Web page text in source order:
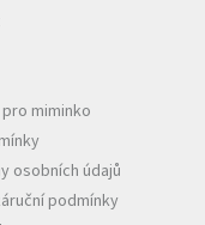
miminko
osobních údajů
podmínky